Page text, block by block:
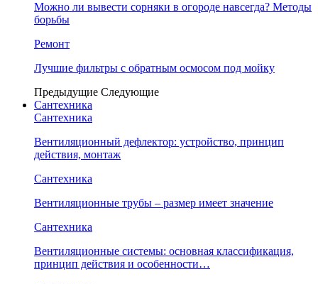
Можно ли вывести сорняки в огороде навсегда? Методы
борьбы
Ремонт
Лучшие фильтры с обратным осмосом под мойку
Предыдущие Следующие
Сантехника
Сантехника
Вентиляционный дефлектор: устройство, принцип
действия, монтаж
Сантехника
Вентиляционные трубы – размер имеет значение
Сантехника
Вентиляционные системы: основная классификация,
принцип действия и особенности…